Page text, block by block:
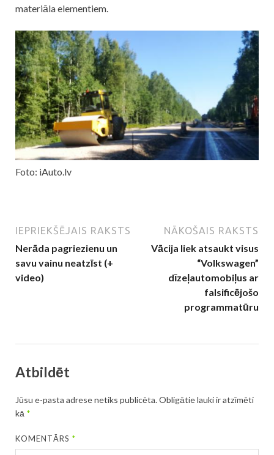
materiāla elementiem.
Foto: iAuto.lv
IEPRIEKŠĒJAIS RAKSTS
Nerāda pagriezienu un
savu vainu neatzīst (+
video)
NĀKOŠAIS RAKSTS
Vācija liek atsaukt visus
“Volkswagen”
dīzeļautomobiļus ar
falsificējošo
programmatūru
Atbildēt
Jūsu e-pasta adrese netiks publicēta.Obligātie lauki ir atzīmēti
kā *
KOMENTĀRS*